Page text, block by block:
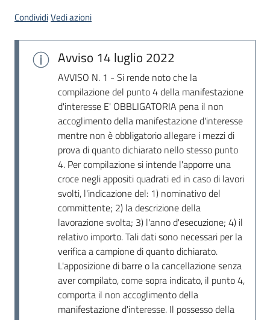
Seguici
CondividiVedi azioni
Avviso 14 luglio 2022
AVVISO N. 1 - Si rende noto che la
compilazione del punto 4 della manifestazione
d'interesse E' OBBLIGATORIA pena il non
accoglimento della manifestazione d'interesse
mentre non è obbligatorio allegare i mezzi di
prova di quanto dichiarato nello stesso punto
4. Per compilazione si intende l'apporre una
croce negli appositi quadrati ed in caso di lavori
svolti, l'indicazione del: 1) nominativo del
committente; 2) la descrizione della
lavorazione svolta; 3) l'anno d'esecuzione; 4) il
relativo importo. Tali dati sono necessari per la
verifica a campione di quanto dichiarato.
L'apposizione di barre o la cancellazione senza
aver compilato, come sopra indicato, il punto 4,
comporta il non accoglimento della
manifestazione d'interesse. Il possesso della